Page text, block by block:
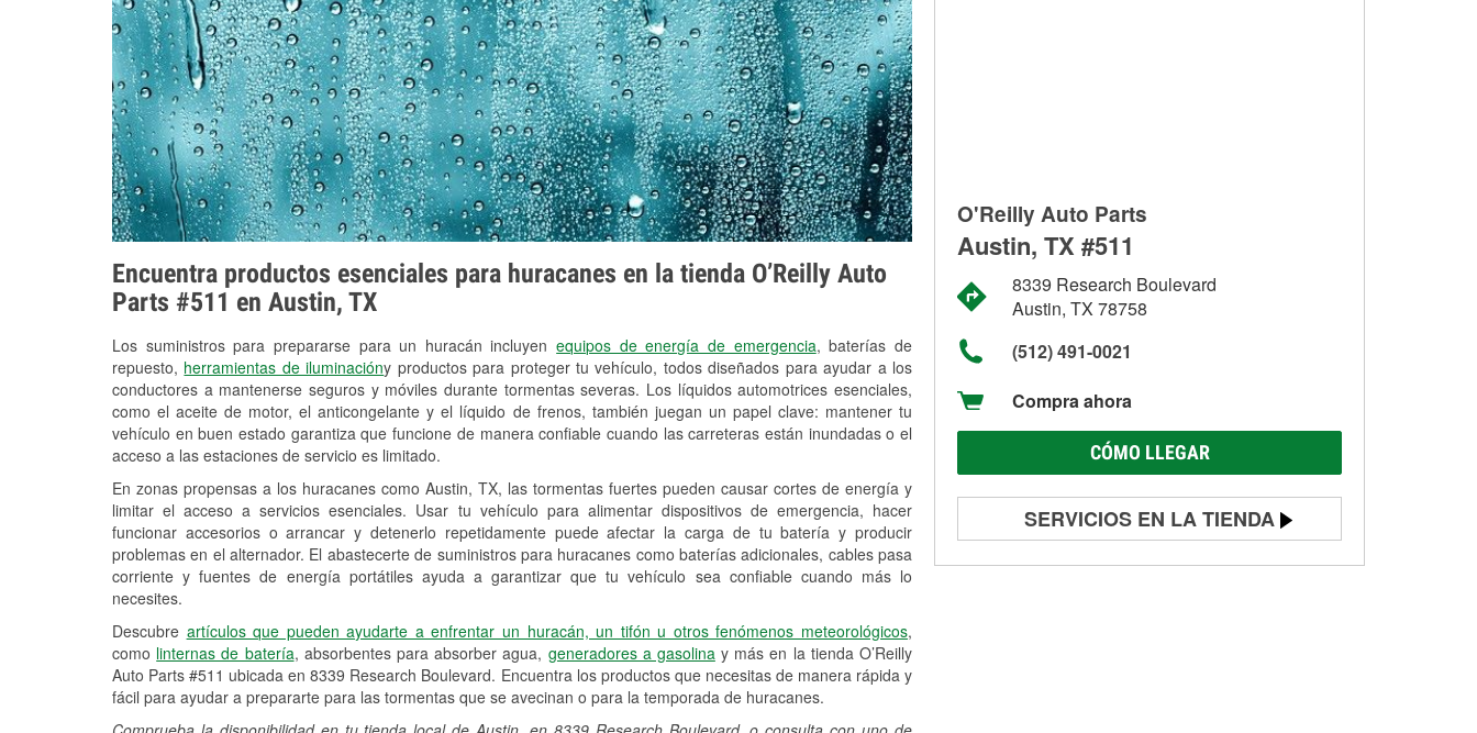
Encuentra productos esenciales para huracanes en la tienda O’Reilly Auto
Parts #511 en Austin, TX
Los suministros para prepararse para un huracán incluyenequipos de energía de emergencia, baterías de
repuesto, herramientas de iluminacióny productos para proteger tu vehículo, todos diseñados para ayudar a los
conductores a mantenerse seguros y móviles durante tormentas severas. Los líquidos automotrices esenciales,
como el aceite de motor, el anticongelante y el líquido de frenos, también juegan un papel clave: mantener tu
vehículo en buen estado garantiza que funcione de manera confiable cuando las carreteras están inundadas o el
acceso a las estaciones de servicio es limitado.
En zonas propensas a los huracanes como Austin, TX, las tormentas fuertes pueden causar cortes de energía y
limitar el acceso a servicios esenciales. Usar tu vehículo para alimentar dispositivos de emergencia, hacer
funcionar accesorios o arrancar y detenerlo repetidamente puede afectar la carga de tu batería y producir
problemas en el alternador. El abastecerte de suministros para huracanes como baterías adicionales, cables pasa
corriente y fuentes de energía portátiles ayuda a garantizar que tu vehículo sea confiable cuando más lo
necesites.
Descubre artículos que pueden ayudarte a enfrentar un huracán, un tifón u otros fenómenos meteorológicos,
como linternas de batería, absorbentes para absorber agua, generadores a gasolinay más en la tienda O’Reilly
Auto Parts #511 ubicada en 8339 Research Boulevard. Encuentra los productos que necesitas de manera rápida y
fácil para ayudar a prepararte para las tormentas que se avecinan o para la temporada de huracanes.
O'Reilly Auto Parts
Austin, TX #511
8339 Research Boulevard
Austin, TX 78758
(512) 491-0021
Compra ahora
CÓMO LLEGAR
SERVICIOS EN LA TIENDA
Prueba de batería